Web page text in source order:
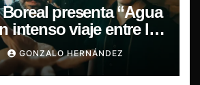
presenta “Agua
intenso viaje entre la
desilusión
GONZALO HERNÁNDEZ